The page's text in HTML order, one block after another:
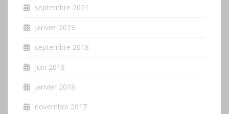
septembre 2021
janvier 2019
septembre 2018
juin 2018
janvier 2018
novembre 2017